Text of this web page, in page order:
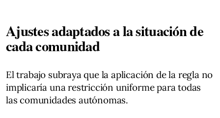
Ajustes adaptados a la situación de
cada comunidad
El trabajo subraya que la aplicación de la regla no
implicaría una restricción uniforme para todas
las comunidades autónomas.